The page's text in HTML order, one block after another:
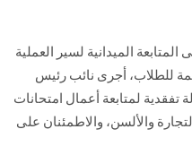
الميدانية لسير العملية
للطلاب، أجرى نائب رئيس
تفقدية لمتابعة أعمال امتحانات
والألسن، والاطمئنان على